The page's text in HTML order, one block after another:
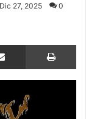
27, 2025 0
Compartir via email